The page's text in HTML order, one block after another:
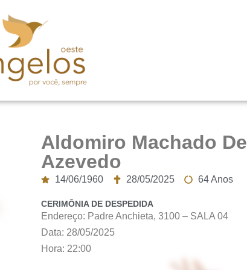
Aldomiro Machado De
Azevedo
14/06/1960 28/05/2025 64 Anos
CERIMÔNIA DE DESPEDIDA
Endereço: Padre Anchieta, 3100 – SALA 04
Data: 28/05/2025
Hora: 22:00